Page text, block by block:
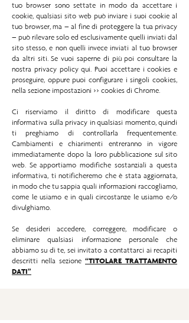
tuo browser sono settate in modo da accettare i
cookie, qualsiasi sito web può inviare i suoi cookie al
tuo browser, ma – al fine di proteggere la tua privacy
– può rilevare solo ed esclusivamente quelli inviati dal
sito stesso, e non quelli invece inviati al tuo browser
da altri siti. Se vuoi saperne di più poi consultare la
nostra privacy policy qui. Puoi accettare i cookies e
proseguire, oppure puoi configurare i singoli cookies,
nella sezione impostazioni >> cookies di Chrome.​
Ci riserviamo il diritto di modificare questa
informativa sulla privacy in qualsiasi momento, quindi
ti preghiamo di controllarla frequentemente.
Cambiamenti e chiarimenti entreranno in vigore
immediatamente dopo la loro pubblicazione sul sito
web. Se apportiamo modifiche sostanziali a questa
informativa, ti notificheremo che è stata aggiornata,
in modo che tu sappia quali informazioni raccogliamo,
come le usiamo e in quali circostanze le usiamo e/o
divulghiamo.
Se desideri accedere, correggere, modificare o
eliminare qualsiasi informazione personale che
abbiamo su di te, sei invitato a contattarci ai recapiti
descritti nella sezione “TITOLARE TRATTAMENTO
DATI”